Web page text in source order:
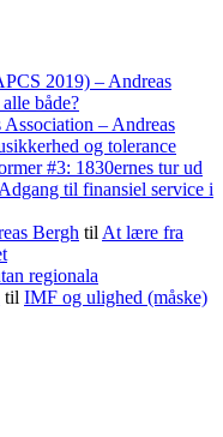
2019) – Andreas
både?
– Andreas
og tolerance
#3: 1830ernes tur ud
Adgang til finansiel service i
Bergh til At lære fra
regionala
til IMF og ulighed (måske)